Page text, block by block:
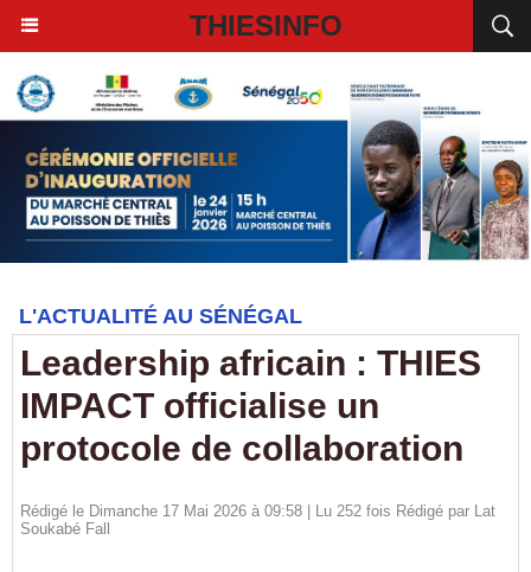
THIESINFO
L'ACTUALITÉ AU SÉNÉGAL
Leadership africain : THIES
IMPACT officialise un
protocole de collaboration
Rédigé le Dimanche 17 Mai 2026 à 09:58 | Lu 252 fois Rédigé par Lat
Soukabé Fall